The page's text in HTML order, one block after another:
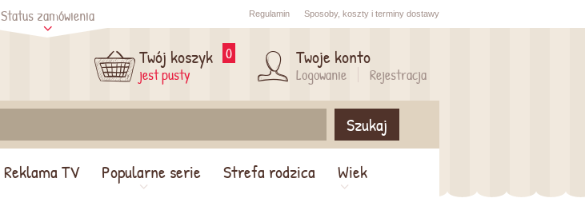
Sprawdź
Status zamówienia Regulamin Sposoby, koszty i terminy dostawy
Twój koszyk
jest pusty
0 Twoje konto
Logowanie Rejestracja
Szukaj
Reklama TV Popularne serie Strefa rodzica Wiek